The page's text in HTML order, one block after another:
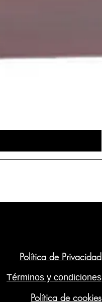
Política de Privacidad
Términos y condiciones
Política de cookies